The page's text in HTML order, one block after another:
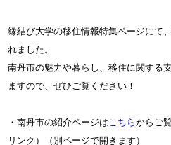
縁結び大学の移住情報特集ページにて
れました。
南丹市の魅力や暮らし、移住に関する
ますので、ぜひご覧ください！
・南丹市の紹介ページはこちらからご
リンク）（別ページで開きます）